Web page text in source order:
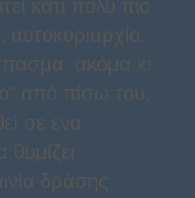
κάτι πολύ πιο
ακόμα κι
από πίσω του,
σε ένα
δράσης